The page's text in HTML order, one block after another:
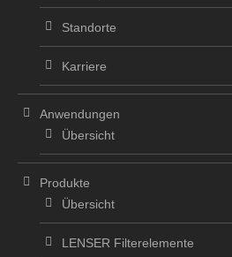
Standorte
Karriere
Anwendungen
Übersicht
Produkte
Übersicht
LENSER Filterelemente